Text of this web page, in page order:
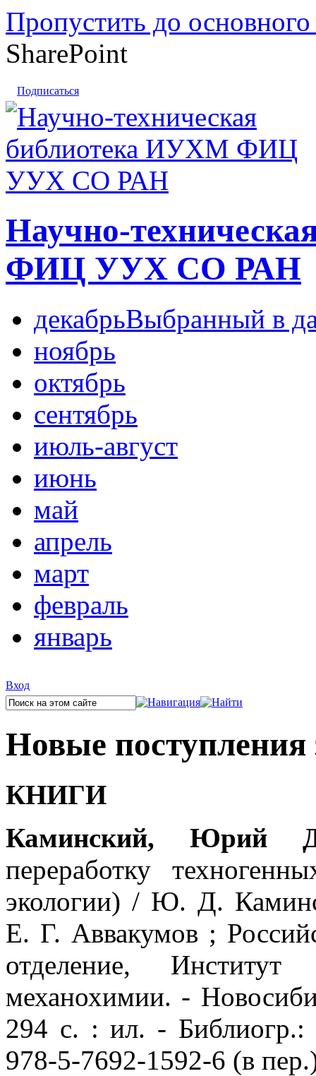
Пропустить до основного
SharePoint
Подписаться
Научно-
ФИЦ УУХ СО РАН
декабрьВыбранный в
ноябрь
октябрь
сентябрь
июль-август
июнь
май
апрель
март
февраль
январь
Вход
Новые поступления
КНИГИ
Каминский, Юрий
переработку
экологии) / Ю. Д.
Е. Г. Аввакумов ;
отделение,
механохимии. -
294 с. : ил. -
978-5-7692-1592-6 (в